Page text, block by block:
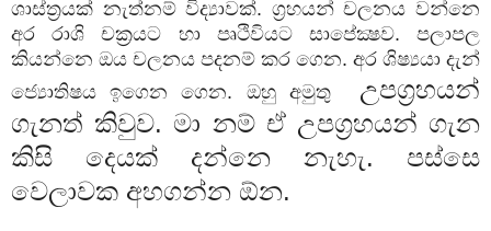
ශාස්ත්‍රයක් නැත්නම් විද්‍යාවක්. ග්‍රහයන් චලනය වන්නෙ
අර රාශි චක්‍රයට හා පෘථිවියට සාපේක්‍ෂව. පලාපල
කියන්නෙ ඔය චලනය පදනම් කර ගෙන. අර ශිෂ්‍යයා දැන්
ජ්‍යොතිෂය ඉගෙන ගෙන. ඔහු අමුතු
උපග්‍රහයන්
ගැනත් කිවුව. මා නම් ඒ උපග්‍රහයන් ගැන
කිසි දෙයක් දන්නෙ නැහැ. පස්සෙ
වෙලාවක අහගන්න ඕන.